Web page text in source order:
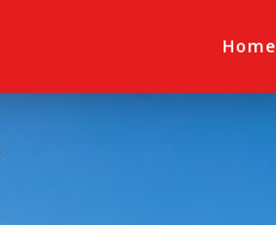
Home